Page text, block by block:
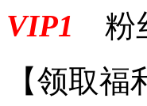
VIP1 粉
【领取福